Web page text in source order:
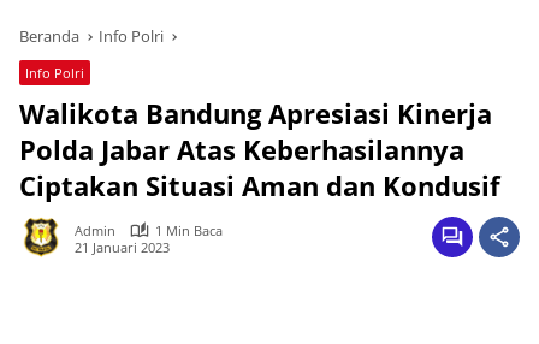
Beranda Info Polri
Info Polri
Walikota Bandung Apresiasi Kinerja
Polda Jabar Atas Keberhasilannya
Ciptakan Situasi Aman dan Kondusif
Admin
1 Min Baca
21 Januari 2023